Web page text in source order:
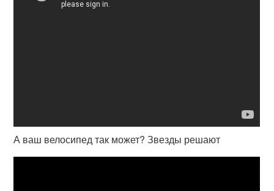
А ваш велосипед так может? Звезды решают